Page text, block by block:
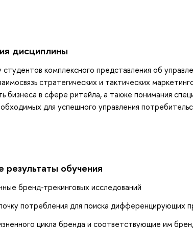
дисциплины
комплексного представления об
стратегических и тактических
бизнеса в сфере ритейла, а также понимания
для успешного управления
обучения
бренд-трекинговых исследований
потребления для поиска дифференцирующих
цикла бренда и соответствующие им